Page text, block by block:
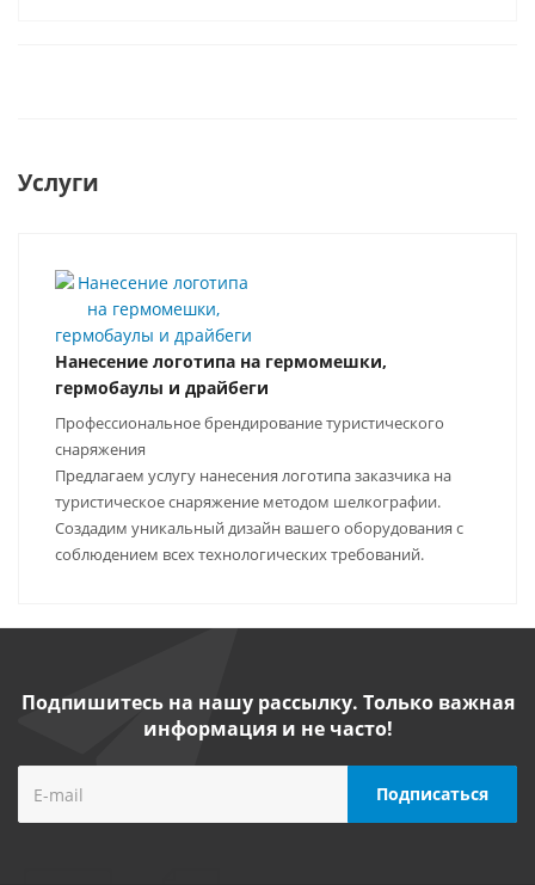
Услуги
Нанесение логотипа на гермомешки,
гермобаулы и драйбеги
Профессиональное брендирование туристического
снаряжения
Предлагаем услугу нанесения логотипа заказчика на
туристическое снаряжение методом шелкографии.
Создадим уникальный дизайн вашего оборудования с
соблюдением всех технологических требований.
Подпишитесь на нашу рассылку. Только важная
информация и не часто!